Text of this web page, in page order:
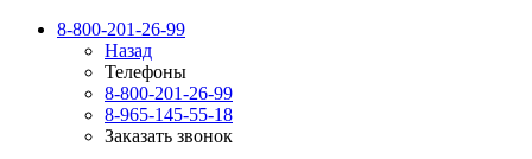
8-800-201-26-99
Назад
Телефоны
8-800-201-26-99
8-965-145-55-18
Заказать звонок